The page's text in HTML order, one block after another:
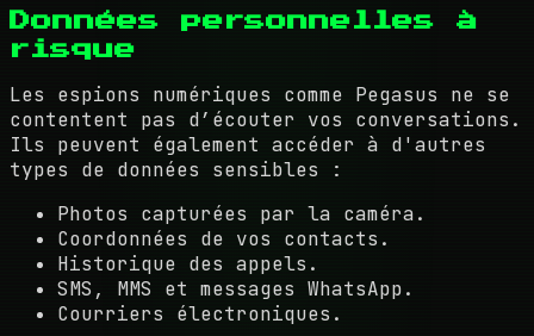
Données personnelles à
risque
Les espions numériques comme Pegasus ne se
contentent pas d’écouter vos conversations.
Ils peuvent également accéder à d'autres
types de données sensibles :
Photos capturées par la caméra.
Coordonnées de vos contacts.
Historique des appels.
SMS, MMS et messages WhatsApp.
Courriers électroniques.